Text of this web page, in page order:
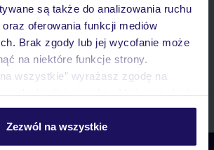
są także do analizowania ruchu
oferowania funkcji mediów
Brak zgody lub jej wycofanie może
na niektóre funkcje strony.
wszystkie” wyrażasz zgodę na
wybór wchodząc w zakładkę
o plikach cookie znajdziesz
Zezwól na wszystkie
na przetwarzanie danych osobowych przez TUI
i TUI Poland Dystrybucja Sp. z o.o. w celach
w zakresie oraz celu wskazanym w
osobowych” , poprzez elektroniczną formę
także z użyciem tzw. automatycznych